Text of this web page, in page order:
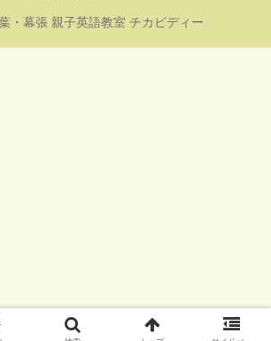
・幕張 親子英語教室 チカビディー